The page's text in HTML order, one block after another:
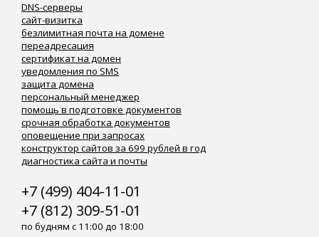
DNS-серверы
сайт-визитка
безлимитная почта на домене
переадресация
сертификат на домен
уведомления по SMS
защита домена
персональный менеджер
помощь в подготовке документов
срочная обработка документов
оповещение при запросах
конструктор сайтов за 699 рублей в год
диагностика сайта и почты
+7 (499) 404-11-01
+7 (812) 309-51-01
по будням с 11:00 до 18:00